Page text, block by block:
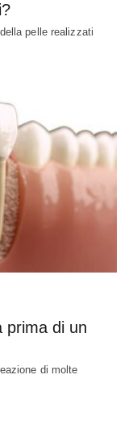
pelle realizzati
prima di un
di molte